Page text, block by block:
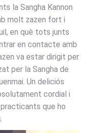
la Sangha Kannon
molt zazen fort i
en què tots junts
en contacte amb
va estar dirigit per
per la Sangha de
Un deliciós
cordial i
que ho